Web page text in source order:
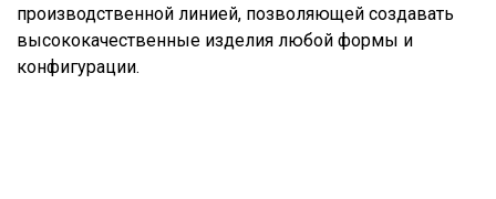
производственной линией, позволяющей создавать
высококачественные изделия любой формы и
конфигурации.